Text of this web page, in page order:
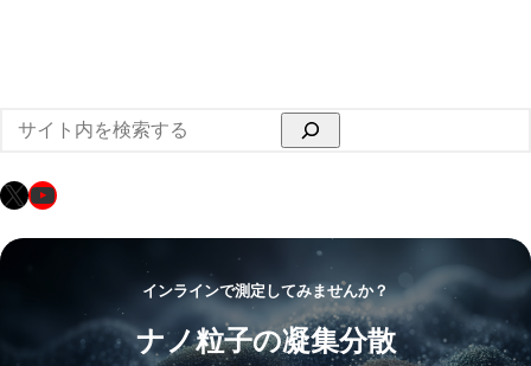
検
索
X YouTube
インラインで測定してみませんか？
ナノ粒子の凝集分散